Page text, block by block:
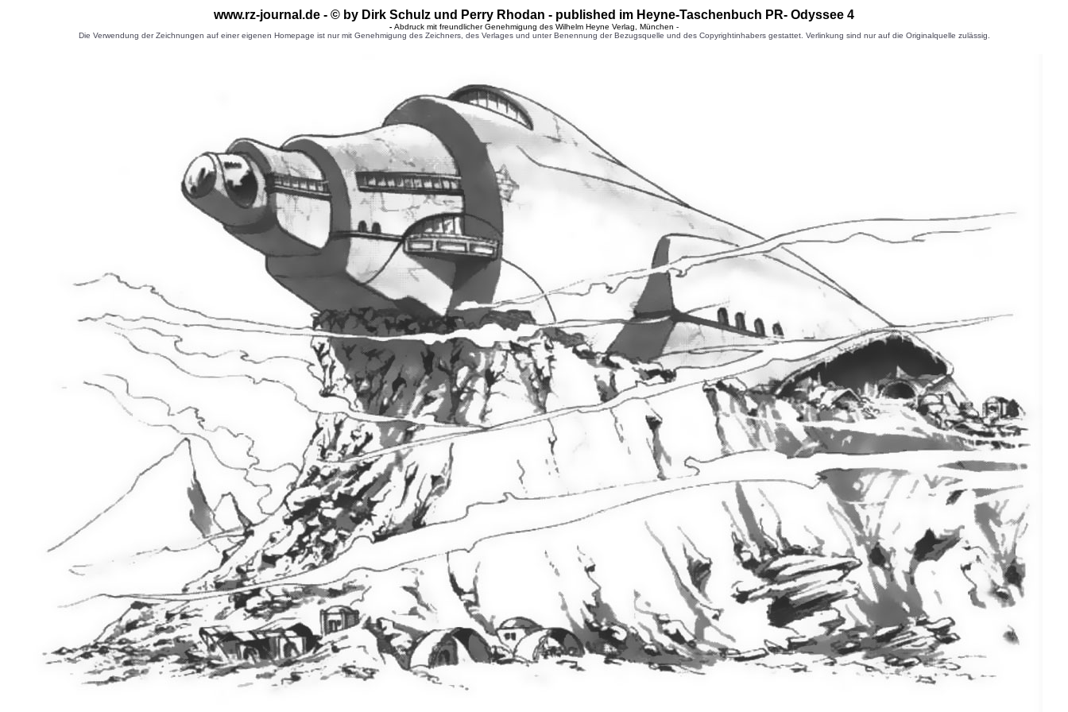
www.rz-journal.de - © by Dirk Schulz und Perry Rhodan - published im Heyne-Taschenbuch PR- Odyssee 4
- Abdruck mit freundlicher Genehmigung des Wilhelm Heyne Verlag, München -
Die Verwendung der Zeichnungen auf einer eigenen Homepage ist nur mit Genehmigung des Zeichners, des Verlages und unter Benennung der Bezugsquelle und des Copyrightinhabers gestattet. Verlinkung sind nur auf die Originalquelle zulässig.